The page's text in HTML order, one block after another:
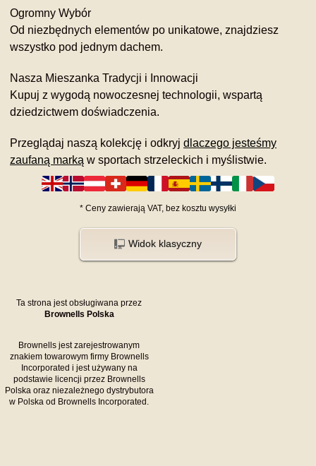
Ogromny Wybór
Od niezbędnych elementów po unikatowe, znajdziesz
wszystko pod jednym dachem.
Nasza Mieszanka Tradycji i Innowacji
Kupuj z wygodą nowoczesnej technologii, wspartą
dziedzictwem doświadczenia.
Przeglądaj naszą kolekcję i odkryj dlaczego jesteśmy
zaufaną marką w sportach strzeleckich i myślistwie.
* Ceny zawierają VAT, bez kosztu wysyłki
Widok klasyczny
Ta strona jest obsługiwana przez
Brownells Polska
Brownells jest zarejestrowanym
znakiem towarowym firmy Brownells
Incorporated i jest używany na
podstawie licencji przez Brownells
Polska oraz niezależnego dystrybutora
w Polska od Brownells Incorporated.